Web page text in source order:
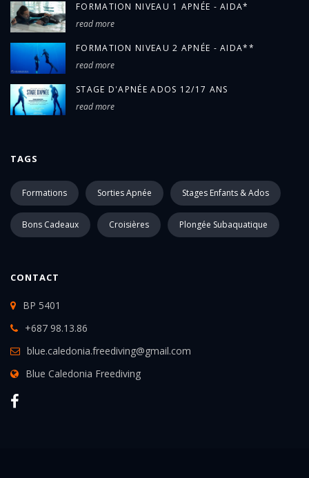
FORMATION NIVEAU 1 APNÉE - AIDA*
read more
FORMATION NIVEAU 2 APNÉE - AIDA**
read more
STAGE D'APNÉE ADOS 12/17 ANS
read more
TAGS
Formations Sorties Apnée Stages Enfants & Ados
Bons Cadeaux Croisières Plongée Subaquatique
CONTACT
BP 5401
+687 98.13.86
blue.caledonia.freediving@gmail.com
Blue Caledonia Freediving